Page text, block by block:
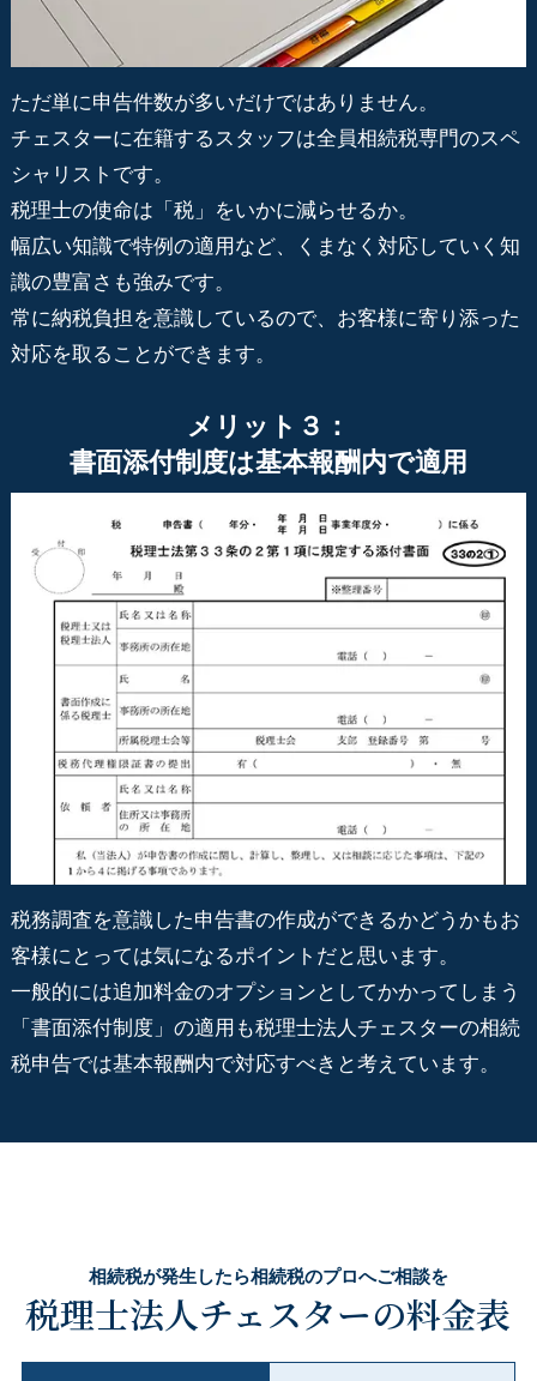
ただ単に申告件数が多いだけではありません。
チェスターに在籍するスタッフは全員相続税専門のスペ
シャリストです。
税理士の使命は「税」をいかに減らせるか。
幅広い知識で特例の適用など、くまなく対応していく知
識の豊富さも強みです。
常に納税負担を意識しているので、お客様に寄り添った
対応を取ることができます。
メリット３：
書面添付制度は基本報酬内で適用
税務調査を意識した申告書の作成ができるかどうかもお
客様にとっては気になるポイントだと思います。
一般的には追加料金のオプションとしてかかってしまう
「書面添付制度」の適用も税理士法人チェスターの相続
税申告では基本報酬内で対応すべきと考えています。
相続税が発生したら相続税のプロへご相談を
税理士法人チェスターの料金表